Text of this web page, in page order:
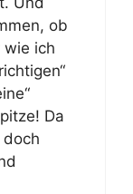
ob
wie ich
Da